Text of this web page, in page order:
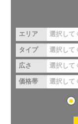
エリア
タイプ
広さ
価格帯